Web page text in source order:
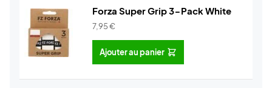
Forza Super Grip 3-Pack White
7,95€
Ajouter au panier